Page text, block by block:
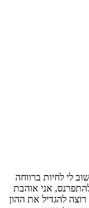
לי לחיות ברווחה
להתפרנס, אני אוהבת
להגדיל את ההון